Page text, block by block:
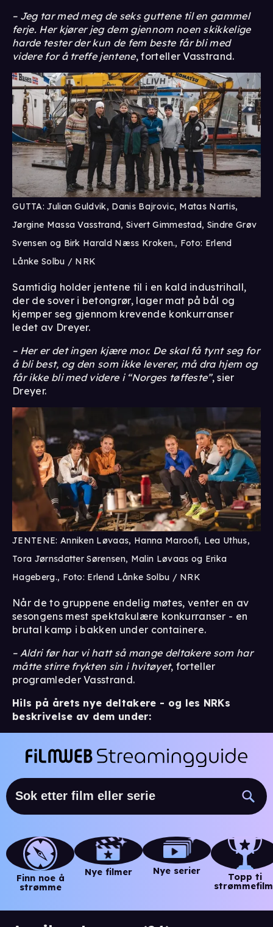
– Jeg tar med meg de seks guttene til en gammel
ferje. Her kjører jeg dem gjennom noen skikkelige
harde tester der kun de fem beste får bli med
videre for å treffe jentene, forteller Vasstrand.
GUTTA: Julian Guldvik, Danis Bajrovic, Matas Nartis,
Jørgine Massa Vasstrand, Sivert Gimmestad, Sindre Grøv
Svensen og Birk Harald Næss Kroken., Foto: Erlend
Lånke Solbu / NRK
Samtidig holder jentene til i en kald industrihall,
der de sover i betongrør, lager mat på bål og
kjemper seg gjennom krevende konkurranser
ledet av Dreyer.
– Her er det ingen kjære mor. De skal få tynt seg for
å bli best, og den som ikke leverer, må dra hjem og
får ikke bli med videre i “Norges tøffeste”, sier
Dreyer.
JENTENE: Anniken Løvaas, Hanna Maroofi, Lea Uthus,
Tora Jørnsdatter Sørensen, Malin Løvaas og Erika
Hageberg., Foto: Erlend Lånke Solbu / NRK
Når de to gruppene endelig møtes, venter en av
sesongens mest spektakulære konkurranser - en
brutal kamp i bakken under containere.
– Aldri før har vi hatt så mange deltakere som har
måtte stirre frykten sin i hvitøyet, forteller
programleder Vasstrand.
Hils på årets nye deltakere - og les NRKs
beskrivelse av dem under:
Finn noe å
strømme
Nye filmer Nye serier
Topp ti